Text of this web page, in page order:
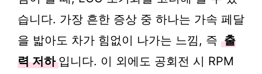
습니다. 가장 흔한 증상 중 하나는 가속 페달
을 밟아도 차가 힘없이 나가는 느낌, 즉 출
력 저하 입니다. 이 외에도 공회전 시 RPM